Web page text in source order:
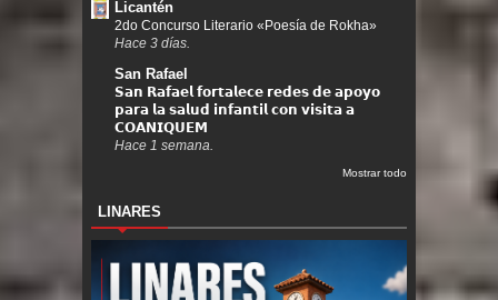
Licantén
2do Concurso Literario «Poesía de Rokha»
Hace 3 días.
San Rafael
𝗦𝗮𝗻 𝗥𝗮𝗳𝗮𝗲𝗹 𝗳𝗼𝗿𝘁𝗮𝗹𝗲𝗰𝗲 𝗿𝗲𝗱𝗲𝘀 𝗱𝗲 𝗮𝗽𝗼𝘆𝗼
𝗽𝗮𝗿𝗮 𝗹𝗮 𝘀𝗮𝗹𝘂𝗱 𝗶𝗻𝗳𝗮𝗻𝘁𝗶𝗹 𝗰𝗼𝗻 𝘃𝗶𝘀𝗶𝘁𝗮 𝗮
𝗖𝗢𝗔𝗡𝗜𝗤𝗨𝗘𝗠
Hace 1 semana.
Mostrar todo
LINARES